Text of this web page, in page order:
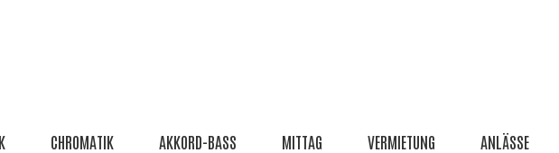
CHROMATIK AKKORD-BASS MITTAG VERMIETUNG ANLÄSSE